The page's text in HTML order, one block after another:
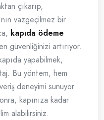
çıkarıp,
vazgeçilmez bir
kapıda ödeme
güvenliğinizi artırıyor.
yapabilmek,
Bu yöntem, hem
deneyimi sunuyor.
kapınıza kadar
alabilirsiniz.